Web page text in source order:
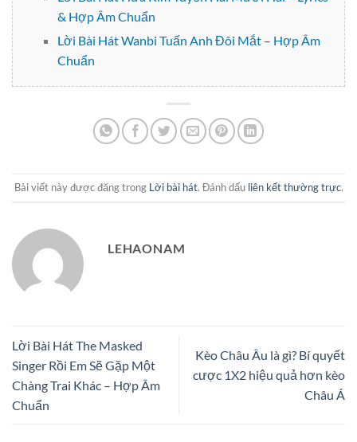
& Hợp Âm Chuẩn
Lời Bài Hát Wanbi Tuấn Anh Đôi Mắt – Hợp Âm
Chuẩn
Bài viết này được đăng trong Lời bài hát. Đánh dấu liên kết thường trực.
LEHAONAM
Lời Bài Hát The Masked
Singer Rồi Em Sẽ Gặp Một
Chàng Trai Khác – Hợp Âm
Chuẩn
Kèo Châu Âu là gì? Bí quyết
cược 1X2 hiệu quả hơn kèo
Châu Á